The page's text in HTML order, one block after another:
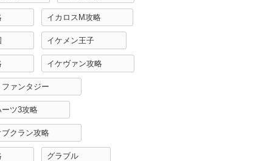
イカロスM攻略
イケメン王子
イケヴァン攻略
ァンタジー
ツ3攻略
クラン攻略
グラブル